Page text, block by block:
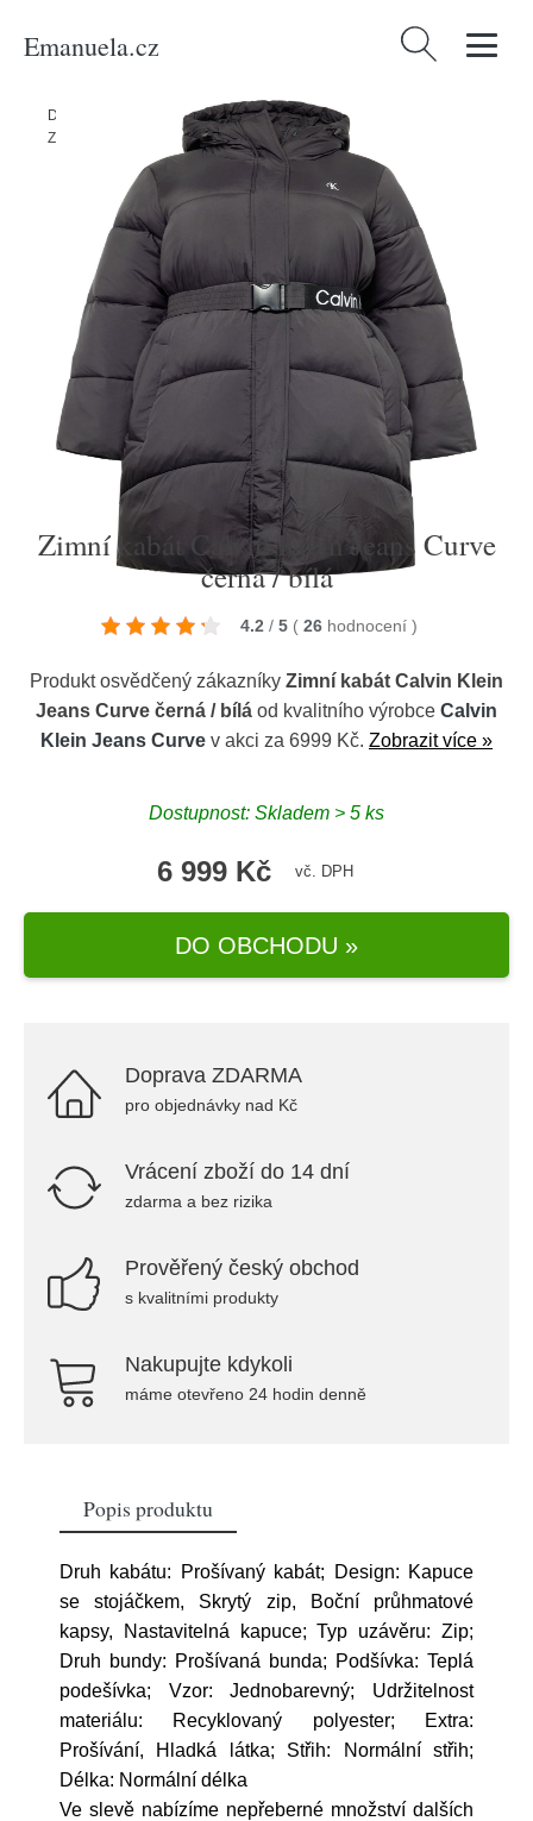
Emanuela.cz Vyhledávání
Domů Ženy/Oblečení /Udržitelnost
Zimní kabát Calvin Klein Jeans Curve černá / bílá
Zimní kabát Calvin Klein Jeans Curve
černá / bílá
4.2 / 5 ( 26 hodnocení )
Produkt osvědčený zákazníky Zimní kabát Calvin Klein
Jeans Curve černá / bílá od kvalitního výrobce Calvin
Klein Jeans Curve v akci za 6999 Kč. Zobrazit více »
Dostupnost: Skladem > 5 ks
6 999 Kč vč. DPH
DO OBCHODU »
Doprava ZDARMA
pro objednávky nad Kč
Vrácení zboží do 14 dní
zdarma a bez rizika
Prověřený český obchod
s kvalitními produkty
Nakupujte kdykoli
máme otevřeno 24 hodin denně
Popis produktu
Druh kabátu: Prošívaný kabát; Design: Kapuce
se stojáčkem, Skrytý zip, Boční průhmatové
kapsy, Nastavitelná kapuce; Typ uzávěru: Zip;
Druh bundy: Prošívaná bunda; Podšívka: Teplá
podešívka; Vzor: Jednobarevný; Udržitelnost
materiálu: Recyklovaný polyester; Extra:
Prošívání, Hladká látka; Střih: Normální střih;
Délka: Normální délka
Ve slevě nabízíme nepřeberné množství dalších